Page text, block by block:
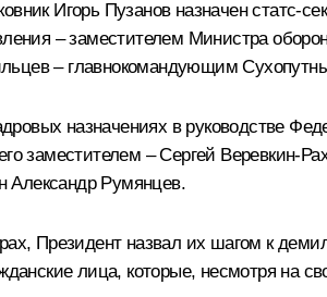
Игорь Пузанов назначен статс-
– заместителем Министра
– главнокомандующим
назначениях в руководстве
заместителем – Сергей Веревкин-
Александр Румянцев.
Президент назвал их шагом к
лица, которые, несмотря на